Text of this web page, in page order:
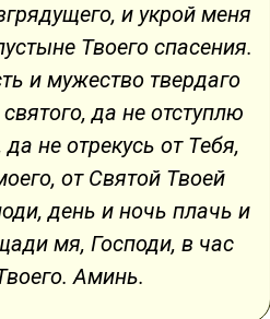
и укрой меня
Твоего спасения.
и мужество твердаго
да не отступлю
не отрекусь от Тебя,
от Святой Твоей
день и ночь плачь и
мя, Господи, в час
Аминь.